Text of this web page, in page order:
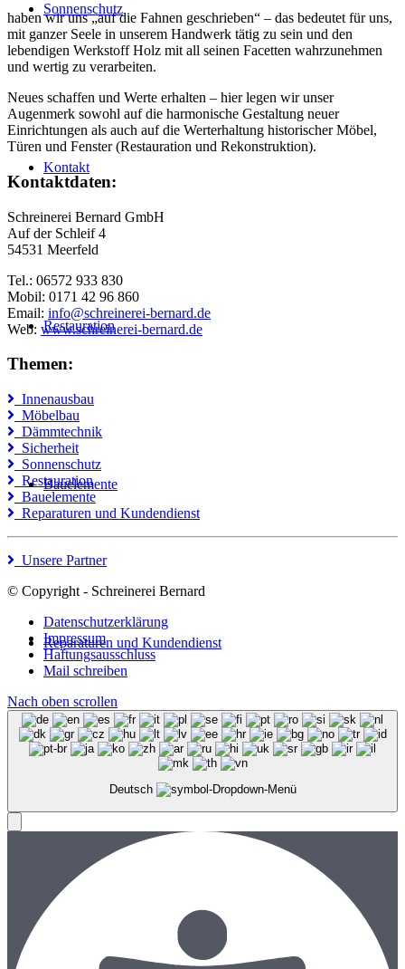
Sonnenschutz
Kontakt
Restauration
Bauelemente
Reparaturen und Kundendienst
haben wir uns „auf die Fahnen geschrieben“ – das bedeutet für uns,
mit ganzer Seele in unserem Handwerk tätig zu sein und den
lebendigen Werkstoff Holz mit all seinen Facetten wahrzunehmen
und wertig zu verarbeiten.
Neues schaffen und Werte erhalten – hier legen wir unser
Augenmerk sowohl auf die harmonische Gestaltung neuer
Einrichtungen als auch auf die Werterhaltung historischer Möbel,
Türen und Fenster (Restauration und Rekonstruktion).
Kontaktdaten:
Schreinerei Bernard GmbH
Auf der Schleif 4
54531 Meerfeld
Tel.: 06572 933 830
Mobil: 0171 42 96 860
Email: info@schreinerei-bernard.de
Web: www.schreinerei-bernard.de
Themen:
Innenausbau
Möbelbau
Dämmtechnik
Sicherheit
Sonnenschutz
Restauration
Bauelemente
Reparaturen und Kundendienst
Unsere Partner
© Copyright - Schreinerei Bernard
Datenschutzerklärung
Impressum
Haftungsausschluss
Mail schreiben
Nach oben scrollen
Deutsch